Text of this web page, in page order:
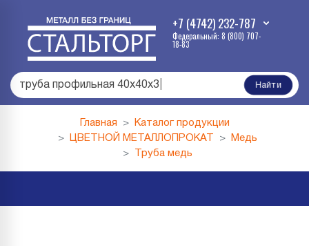
+7 (4742) 232-787
Федеральный: 8 (800) 707-
18-83
труба профильная 40х40х3 Найти
Главная
Каталог продукции
ЦВЕТНОЙ МЕТАЛЛОПРОКАТ
Медь
Труба медь